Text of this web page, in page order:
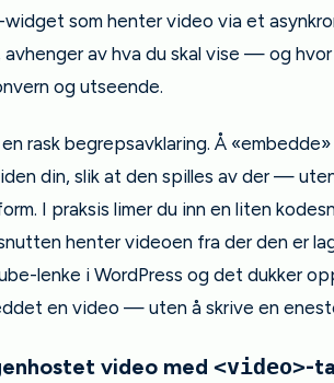
som henter video via et
avhenger av hva du skal vise — og
og utseende.
rask begrepsavklaring. Å
din, slik at den spilles av der —
I praksis limer du inn en liten
henter videoen fra der den er
lenke i WordPress og det dukker
en video — uten å skrive en
video med <video>-